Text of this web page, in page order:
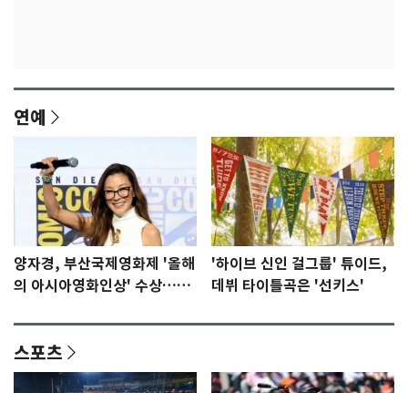
연예
양자경, 부산국제영화제 '올해
의 아시아영화인상' 수상…15
'하이브 신인 걸그룹' 튜이드,
데뷔 타이틀곡은 '선키스'
스포츠